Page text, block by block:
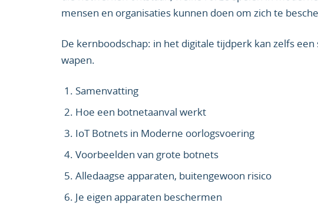
mensen en organisaties kunnen doen om zich te
De kernboodschap: in het digitale tijdperk kan zelfs
wapen.
Samenvatting
Hoe een botnetaanval werkt
IoT Botnets in Moderne oorlogsvoering
Voorbeelden van grote botnets
Alledaagse apparaten, buitengewoon risico
Je eigen apparaten beschermen